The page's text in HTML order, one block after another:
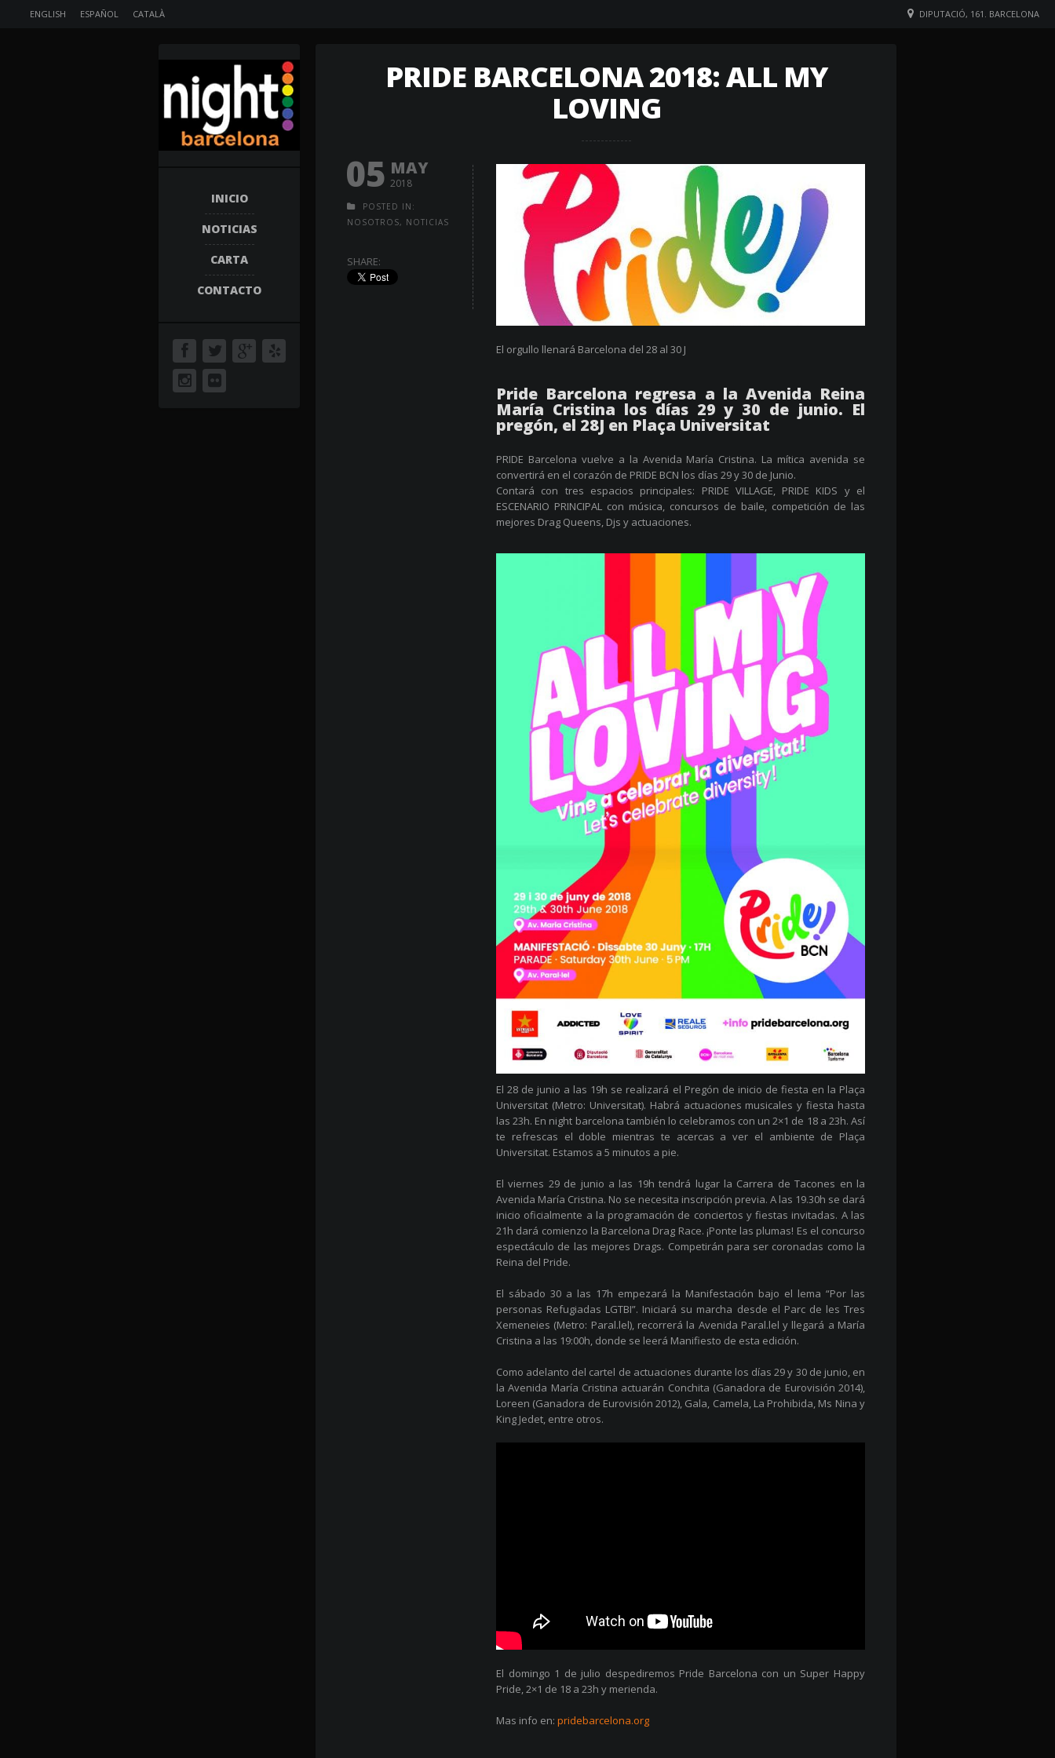
DIPUTACIÓ, 161. BARCELONA
CATALÀ
ESPAÑOL
ENGLISH
INICIO
NOTICIAS
CARTA
CONTACTO
PRIDE BARCELONA 2018: ALL MY
LOVING
05 MAY
2018
POSTED IN:
NOSOTROS, NOTICIAS
SHARE:
El orgullo llenará Barcelona del 28 al 30 J
Pride Barcelona regresa a la Avenida Reina
María Cristina los días 29 y 30 de junio. El
pregón, el 28J en Plaça Universitat
PRIDE Barcelona vuelve a la Avenida María Cristina. La mítica avenida se
convertirá en el corazón de PRIDE BCN los días 29 y 30 de Junio.
Contará con tres espacios principales: PRIDE VILLAGE, PRIDE KIDS y el
ESCENARIO PRINCIPAL con música, concursos de baile, competición de las
mejores Drag Queens, Djs y actuaciones.
El 28 de junio a las 19h se realizará el Pregón de inicio de fiesta en la Plaça
Universitat (Metro: Universitat). Habrá actuaciones musicales y fiesta hasta
las 23h. En night barcelona también lo celebramos con un 2×1 de 18 a 23h. Así
te refrescas el doble mientras te acercas a ver el ambiente de Plaça
Universitat. Estamos a 5 minutos a pie.
El viernes 29 de junio a las 19h tendrá lugar la Carrera de Tacones en la
Avenida María Cristina. No se necesita inscripción previa. A las 19.30h se dará
inicio oficialmente a la programación de conciertos y fiestas invitadas. A las
21h dará comienzo la Barcelona Drag Race. ¡Ponte las plumas! Es el concurso
espectáculo de las mejores Drags. Competirán para ser coronadas como la
Reina del Pride.
El sábado 30 a las 17h empezará la Manifestación bajo el lema “Por las
personas Refugiadas LGTBI”. Iniciará su marcha desde el Parc de les Tres
Xemeneies (Metro: Paral.lel), recorrerá la Avenida Paral.lel y llegará a María
Cristina a las 19:00h, donde se leerá Manifiesto de esta edición.
Como adelanto del cartel de actuaciones durante los días 29 y 30 de junio, en
la Avenida María Cristina actuarán Conchita (Ganadora de Eurovisión 2014),
Loreen (Ganadora de Eurovisión 2012), Gala, Camela, La Prohibida, Ms Nina y
King Jedet, entre otros.
El domingo 1 de julio despediremos Pride Barcelona con un Super Happy
Pride, 2×1 de 18 a 23h y merienda.
Mas info en: pridebarcelona.org